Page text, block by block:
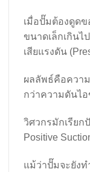
เมื่อปั๊มต้องดูดข
ขนาดเล็กเกิน
เสียแรงดัน
ผลลัพธ์คือควา
กว่าความดันไอ
วิศวกรมักเรียก
Positive
แม้ว่าปั๊มจะยังท